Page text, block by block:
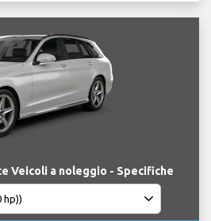
Veicoli a noleggio - Specifiche